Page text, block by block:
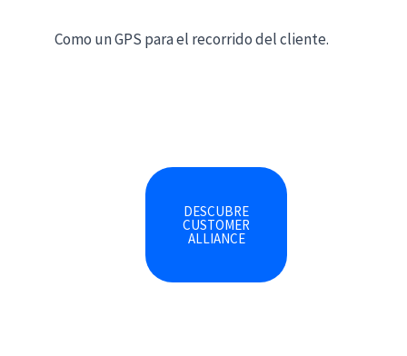
Como un GPS para el recorrido del cliente.
DESCUBRE
CUSTOMER
ALLIANCE